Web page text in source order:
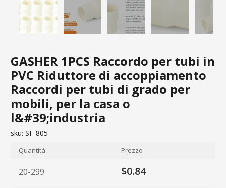
GASHER 1PCS Raccordo per tubi in
PVC Riduttore di accoppiamento
Raccordi per tubi di grado per
mobili, per la casa o
l&#39;industria
sku: SF-805
Quantità Prezzo
20-299 $0.84